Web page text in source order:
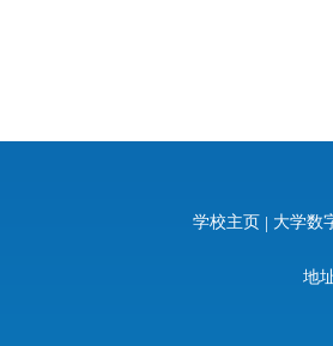
学校主页 | 大学数
地